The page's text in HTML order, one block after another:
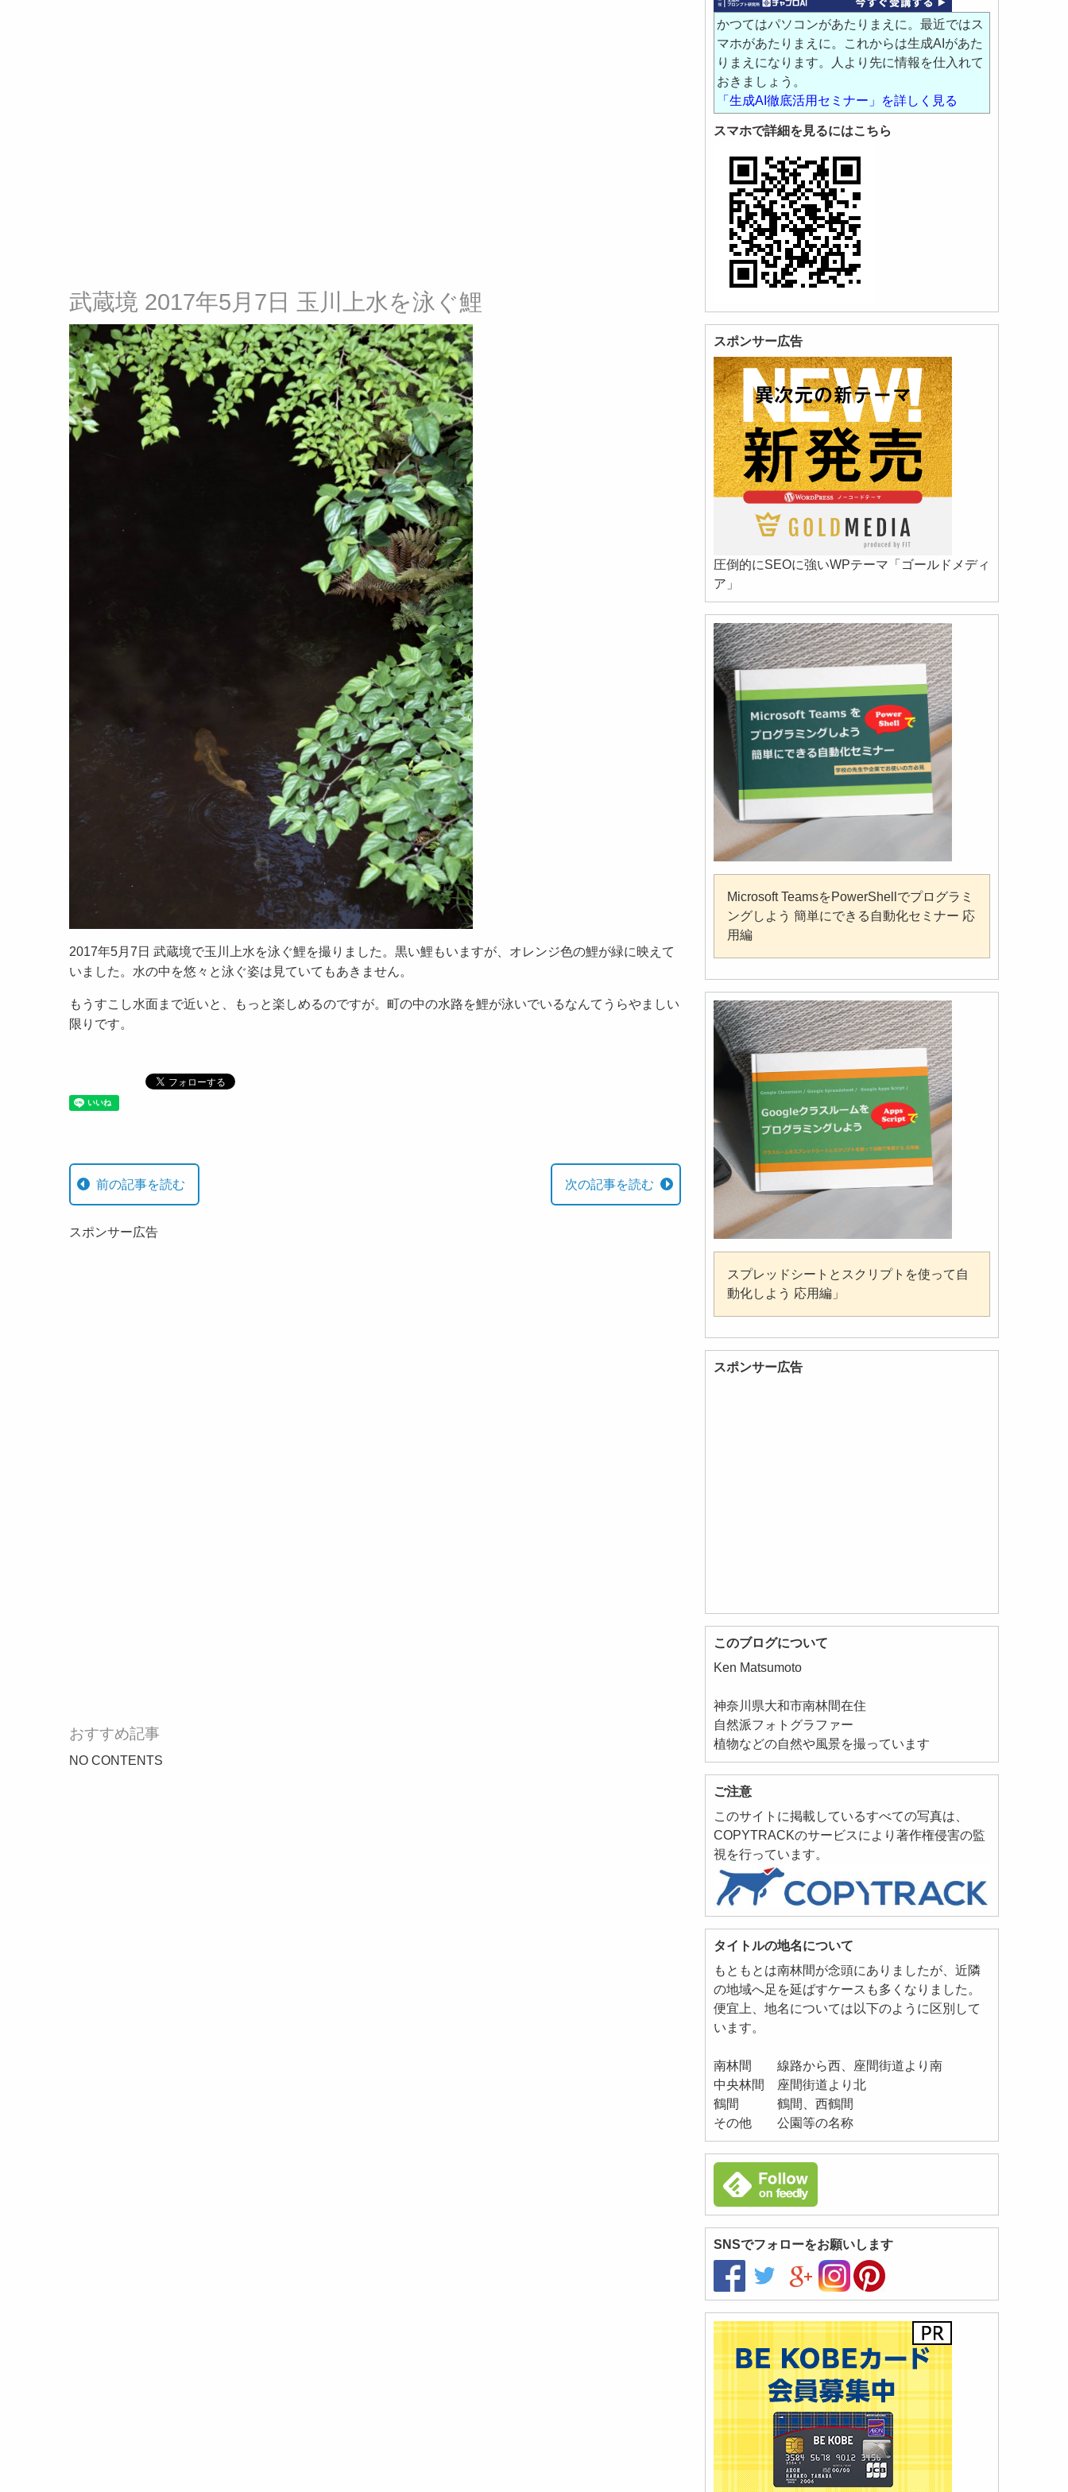
武蔵境 2017年5月7日 玉川上水を泳ぐ鯉
2017年5月7日 武蔵境で玉川上水を泳ぐ鯉を撮りました。黒い鯉もいますが、オレンジ色の鯉が緑に映えて
いました。水の中を悠々と泳ぐ姿は見ていてもあきません。
もうすこし水面まで近いと、もっと楽しめるのですが。町の中の水路を鯉が泳いでいるなんてうらやましい
限りです。
前の記事を読む 次の記事を読む
スポンサー広告
おすすめ記事
NO CONTENTS
かつてはパソコンがあたりまえに。最近ではス
マホがあたりまえに。これからは生成AIがあた
りまえになります。人より先に情報を仕入れて
おきましょう。
「生成AI徹底活用セミナー」を詳しく見る
スマホで詳細を見るにはこちら
スポンサー広告
圧倒的にSEOに強いWPテーマ「ゴールドメディ
ア」
Microsoft TeamsをPowerShellでプログラミ
ングしよう 簡単にできる自動化セミナー 応
用編
スプレッドシートとスクリプトを使って自
動化しよう 応用編」
スポンサー広告
このブログについて
Ken Matsumoto
神奈川県大和市南林間在住
自然派フォトグラファー
植物などの自然や風景を撮っています
ご注意
このサイトに掲載しているすべての写真は、
COPYTRACKのサービスにより著作権侵害の監
視を行っています。
タイトルの地名について
もともとは南林間が念頭にありましたが、近隣
の地域へ足を延ばすケースも多くなりました。
便宜上、地名については以下のように区別して
います。
南林間 線路から西、座間街道より南
中央林間 座間街道より北
鶴間 鶴間、西鶴間
その他 公園等の名称
SNSでフォローをお願いします